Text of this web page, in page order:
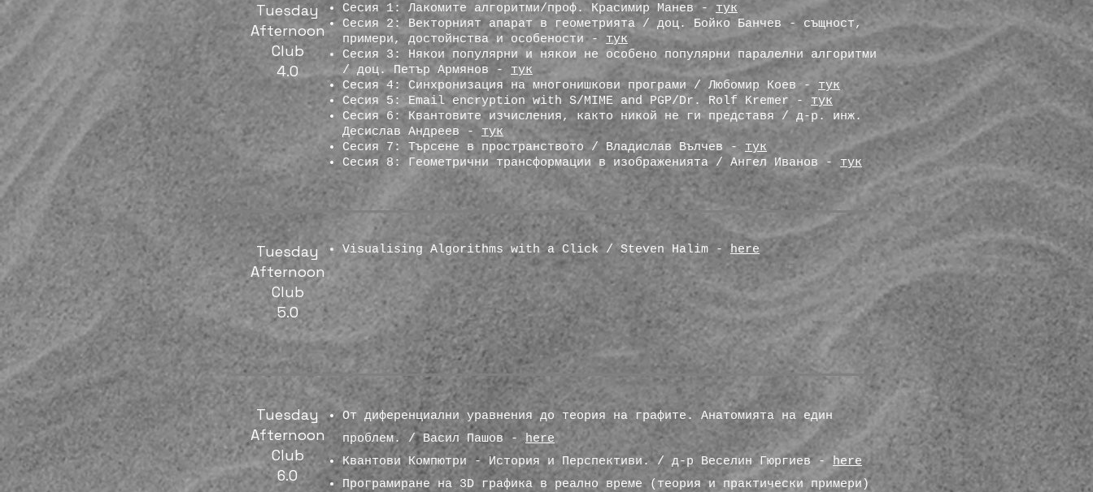
Tuesday
Afternoon
Club
4.0
Сесия 1: Лакомите алгоритми/проф. Красимир Манев - тук
Сесия 2: Векторният апарат в геометрията / доц. Бойко Банчев - същност,
примери, достойнства и особености - тук
Сесия 3: Някои популярни и някои не особено популярни паралелни алгоритми
/ доц. Петър Армянов - тук
Сесия 4: Синхронизация на многонишкови програми / Любомир Коев - тук
Сесия 5: Email encryption with S/MIME and PGP/Dr. Rolf Kremer - тук
Сесия 6: Квантовите изчисления, както никой не ги представя / д-р. инж.
Десислав Андреев - тук
Сесия 7: Търсене в пространството / Владислав Вълчев - тук
Сесия 8: Геометрични трансформации в изображенията / Ангел Иванов - тук
Tuesday
Afternoon
Club
5.0
Visualising Algorithms with a Click / Steven Halim -here
Tuesday
Afternoon
Club
6.0
От диференциални уравнения до теория на графите. Анатомията на един
проблем. / Васил Пашов -here
Квантови Компютри - История и Перспективи. / д-р Веселин Гюргиев - here
Програмиране на 3D графика в реално време (теория и практически примери)